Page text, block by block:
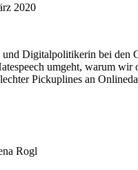
2020
Digitalpolitikerin bei
umgeht, warum
Pickuplines an
Rogl